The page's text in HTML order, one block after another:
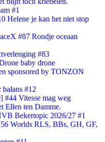
#1
Helene je kan het niet stop
#87 Rondje oceaan
#83
baby drone
sponsored by TONZON
#12
#44 Vitesse mag weg
Ellen ten Damme.
Bekertopic 2026/27 #1
Worlds RLS, BBs, GH, GF,